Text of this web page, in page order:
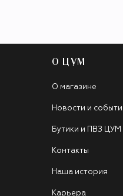
О ЦУМ
О магазине
Новости и
Бутики и ПВЗ ЦУМ
Контакты
Наша история
Карьера